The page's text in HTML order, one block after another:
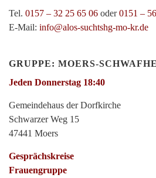
Tel. 0157 – 32 25 65 06 oder0151 –
E-Mail: info@alos-suchtshg-mo-kr.de
GRUPPE: MOERS-
Jeden Donnerstag 18:40
Gemeindehaus der Dorfkirche
Schwarzer Weg 15
47441 Moers
Gesprächskreise
Frauengruppe